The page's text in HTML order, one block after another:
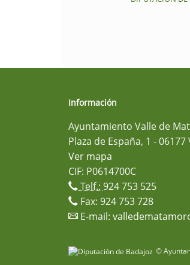
Información
Ayuntamiento Valle de
Plaza de España, 1 -
Ver mapa
CIF: P0614700C
Telf.:924 753 525
Fax: 924 753 728
E-mail:
©